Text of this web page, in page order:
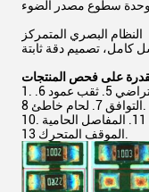
النظام البصري المتمركز
على فحص المنتجات
1. جزء خاطئ 2. جزء مفقود 3. عكس 4. لحام افتراضي 5. ثقب عمود 6.
التوافق 7. لحام خاطئ 8.
10. القصدير المتواصل 11. المفاصل الحامية DIP أقل من القصدير 12.
الموقف المتحرك 13.